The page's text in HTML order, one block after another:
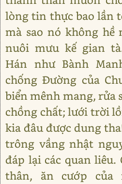
lòng tin thực bao lần
mà sao nó không hề
nuôi mưu kế gian
Hán như Bành
chống Đường của
biển mênh mang, rửa
chồng chất; lưới trời
kia đâu được dung
trông vầng nhật
đáp lại các quan liêu.
thân, ăn cướp của